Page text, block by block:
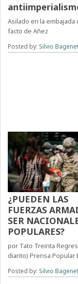
Asilado en la
facto de Añez
Posted by: Silvio
¿PUEDEN LAS
FUERZAS
SER
POPULARES?
por Tato Treinta
diarito) Prensa Popular
Posted by: Silvio